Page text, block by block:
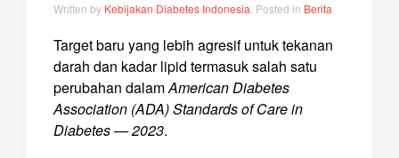
Written by Kebijakan Diabetes Indonesia . Posted in Berita
Target baru yang lebih agresif untuk tekanan
darah dan kadar lipid termasuk salah satu
perubahan dalamAmerican Diabetes
Association (ADA) Standards of Care in
Diabetes — 2023.